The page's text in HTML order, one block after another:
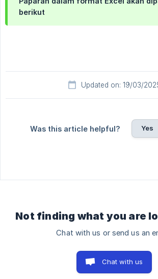
berikut
Updated on: 19/03/
Was this article helpful? Yes
Not finding what you are
Chat with us or send us an
Chat with us